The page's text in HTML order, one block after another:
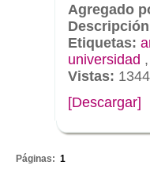
Agregado
Etiquetas:
universidad ,
Vistas: 1344
[Descargar]
Páginas: 1